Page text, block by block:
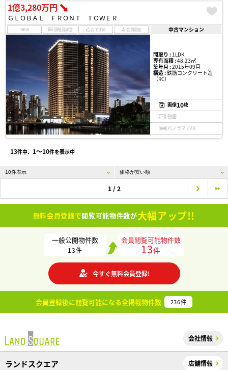
1億3,280万円
ＧＬＯＢＡＬ ＦＲＯＮＴ ＴＯＷＥＲ
NEW 現地見学会 おすすめ 会員限定 中古マンション
間取り :1LDK
専有面積 :48.23㎡
築年月 :2015年09月
構造 :鉄筋コンクリート造
（RC）
画像10枚
動画
パノラマ / VR
13件中、 1〜10件を表示中
1 / 2
無料会員登録で閲覧可能物件数が大幅アップ!!
一般公開物件数
13件
会員閲覧可能物件数
13件
今すぐ無料会員登録!
会員登録後に閲覧可能になる全掲載物件数 236件
会社情報
ランドスクエア 店舗情報